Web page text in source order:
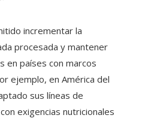
incrementar la
procesada y mantener
en países con marcos
ejemplo, en América del
sus líneas de
exigencias nutricionales